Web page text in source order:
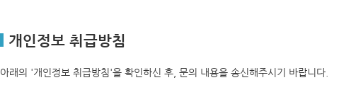
개인정보 취급방침
아래의 '개인정보 취급방침'을 확인하신 후, 문의 내용을 송신해주시기 바랍니다.